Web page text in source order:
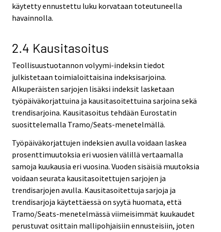
käytetty ennustettu luku korvataan toteutuneella
havainnolla.
2.4 Kausitasoitus
Teollisuustuotannon volyymi-indeksin tiedot
julkistetaan toimialoittaisina indeksisarjoina.
Alkuperäisten sarjojen lisäksi indeksit lasketaan
työpäiväkorjattuina ja kausitasoitettuina sarjoina sekä
trendisarjoina. Kausitasoitus tehdään Eurostatin
suosittelemalla Tramo/Seats-menetelmällä.
Työpäiväkorjattujen indeksien avulla voidaan laskea
prosenttimuutoksia eri vuosien välillä vertaamalla
samoja kuukausia eri vuosina. Vuoden sisäisiä muutoksia
voidaan seurata kausitasoitettujen sarjojen ja
trendisarjojen avulla. Kausitasoitettuja sarjoja ja
trendisarjoja käytettäessä on syytä huomata, että
Tramo/Seats-menetelmässä viimeisimmät kuukaudet
perustuvat osittain mallipohjaisiin ennusteisiin, joten